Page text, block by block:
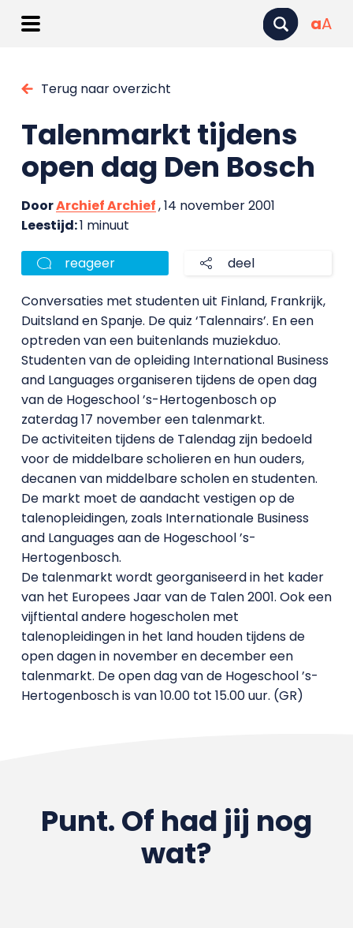
aA
Terug naar overzicht
Talenmarkt tijdens
open dag Den Bosch
DoorArchief Archief, 14 november 2001
Leestijd:1 minuut
reageer deel
Conversaties met studenten uit Finland, Frankrijk,
Duitsland en Spanje. De quiz ‘Talennairs’. En een
optreden van een buitenlands muziekduo.
Studenten van de opleiding International Business
and Languages organiseren tijdens de open dag
van de Hogeschool ’s-Hertogenbosch op
zaterdag 17 november een talenmarkt.
De activiteiten tijdens de Talendag zijn bedoeld
voor de middelbare scholieren en hun ouders,
decanen van middelbare scholen en studenten.
De markt moet de aandacht vestigen op de
talenopleidingen, zoals Internationale Business
and Languages aan de Hogeschool ’s-
Hertogenbosch.
De talenmarkt wordt georganiseerd in het kader
van het Europees Jaar van de Talen 2001. Ook een
vijftiental andere hogescholen met
talenopleidingen in het land houden tijdens de
open dagen in november en december een
talenmarkt. De open dag van de Hogeschool ’s-
Hertogenbosch is van 10.00 tot 15.00 uur. (GR)
Punt. Of had jij nog
wat?